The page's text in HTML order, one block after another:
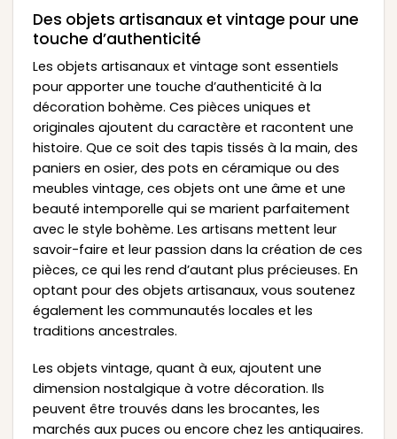
Des objets artisanaux et vintage pour une
touche d’authenticité
Les objets artisanaux et vintage sont essentiels
pour apporter une touche d’authenticité à la
décoration bohème. Ces pièces uniques et
originales ajoutent du caractère et racontent une
histoire. Que ce soit des tapis tissés à la main, des
paniers en osier, des pots en céramique ou des
meubles vintage, ces objets ont une âme et une
beauté intemporelle qui se marient parfaitement
avec le style bohème. Les artisans mettent leur
savoir-faire et leur passion dans la création de ces
pièces, ce qui les rend d’autant plus précieuses. En
optant pour des objets artisanaux, vous soutenez
également les communautés locales et les
traditions ancestrales.
Les objets vintage, quant à eux, ajoutent une
dimension nostalgique à votre décoration. Ils
peuvent être trouvés dans les brocantes, les
marchés aux puces ou encore chez les antiquaires.